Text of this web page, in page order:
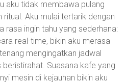
aku tidak membawa pulang
Aku mulai tertarik dengan
rasa ingin tahu yang sederhana:
real-time, bikin aku merasa
mengingatkan jadwal
Suasana kafe yang
mesin di kejauhan bikin aku